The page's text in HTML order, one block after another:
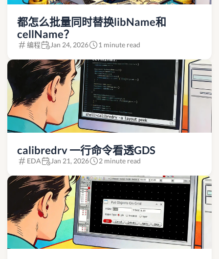
都怎么批量同时替换libName和
cellName？
编程 Jan 24, 2026 1 minute read
calibredrv 一行命令看透GDS
EDA Jan 21, 2026 2 minute read